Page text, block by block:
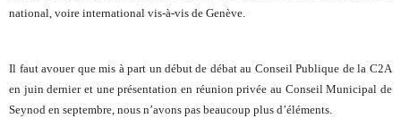
national, voire international vis-à-vis de Genève.
Il faut avouer que mis à part un début de débat au Conseil Publique de la C2A
en juin dernier et une présentation en réunion privée au Conseil Municipal de
Seynod en septembre, nous n’avons pas beaucoup plus d’éléments.